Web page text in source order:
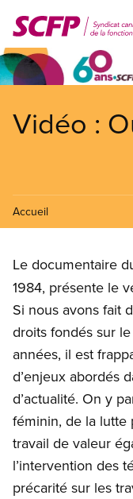
au
contenu
principal
Vidéo :
Accueil
Le documentaire
1984, présente le
Si nous avons fait
droits fondés sur
années, il est
d’enjeux abordés
d’actualité. On y
féminin, de la lutte
travail de valeur
l’intervention des
précarité sur les